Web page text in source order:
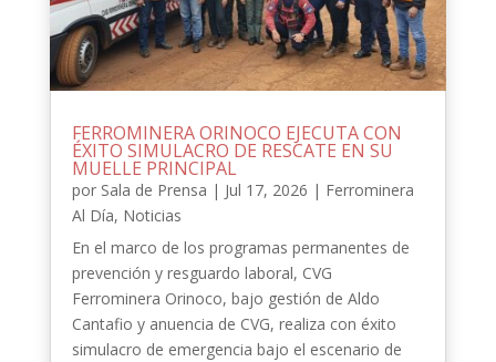
FERROMINERA ORINOCO EJECUTA CON
ÉXITO SIMULACRO DE RESCATE EN SU
MUELLE PRINCIPAL
por Sala de Prensa | Jul 17, 2026 | Ferrominera
Al Día, Noticias
En el marco de los programas permanentes de
prevención y resguardo laboral, CVG
Ferrominera Orinoco, bajo gestión de Aldo
Cantafio y anuencia de CVG, realiza con éxito
simulacro de emergencia bajo el escenario de